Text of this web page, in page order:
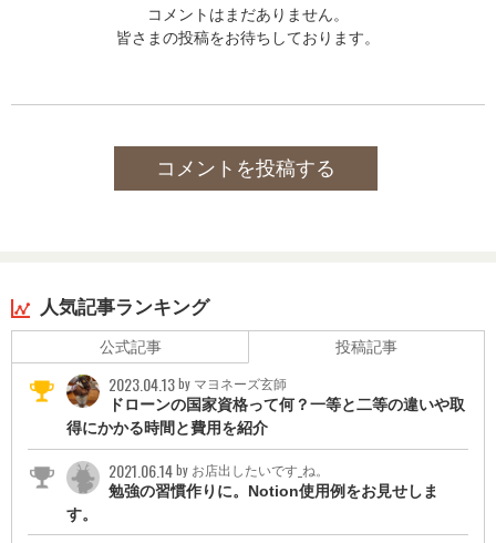
・児童指導員(任用資格)
・食品衛生責任者
・電気取扱者(低圧・実技１h)
・科学検定 科学基礎
・社会保険労務士
・公認会計士
コメントはまだありません。
皆さまの投稿をお待ちしております。
コメントを投稿する
人気記事ランキング
公式記事 投稿記事
2023.04.13by マヨネーズ玄師
ドローンの国家資格って何？一等と二等の違いや取
得にかかる時間と費用を紹介
2021.06.14by お店出したいです_ね。
勉強の習慣作りに。Notion使用例をお見せしま
す。